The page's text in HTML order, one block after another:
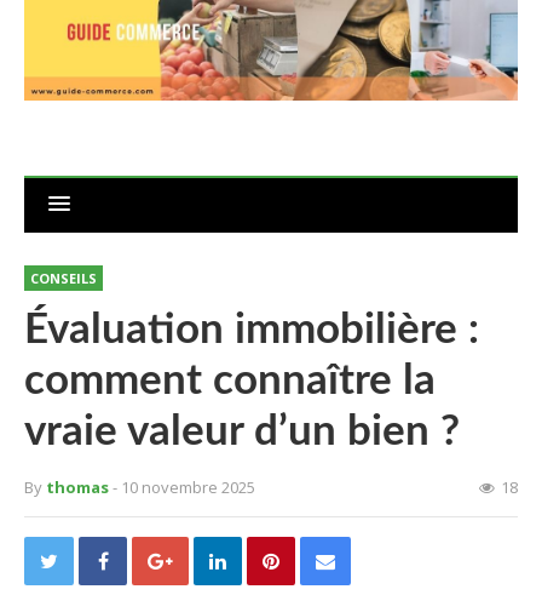
CONSEILS
Évaluation immobilière :
comment connaître la
vraie valeur d’un bien ?
By thomas- 10 novembre 2025 18